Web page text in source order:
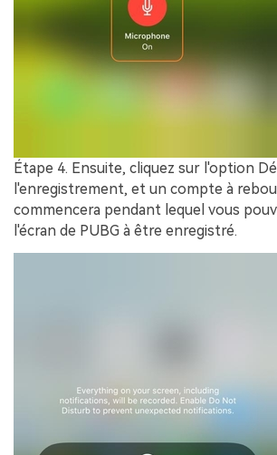
Étape 4. Ensuite, cliquez sur l'option
l'enregistrement, et un compte à
commencera pendant lequel vous
l'écran de PUBG à être enregistré.